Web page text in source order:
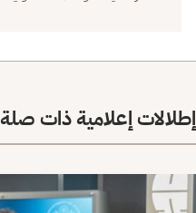
إطلالات إعلامية ذات صلة